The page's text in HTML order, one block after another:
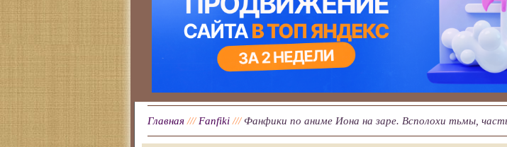
Главная /// Fanfiki /// Фанфики по аниме Иона на заре. Всполохи тьмы,